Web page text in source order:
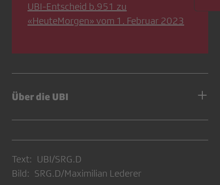
UBI-Entscheid b.951 zu
«HeuteMorgen» vom 1. Februar 2023
Über die UBI
Text: UBI/SRG.D
Bild: SRG.D/Maximilian Lederer